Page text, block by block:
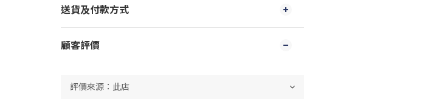
送貨及付款方式
顧客評價